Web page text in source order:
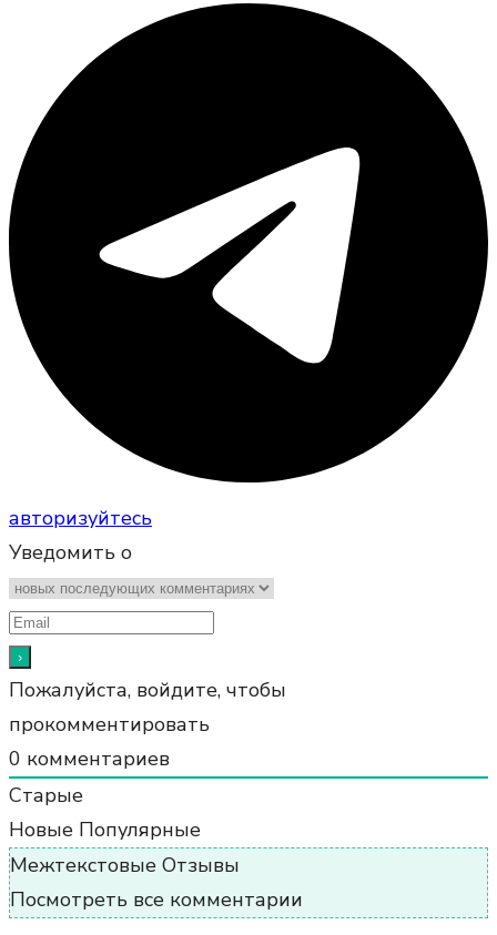
авторизуйтесь
Уведомить о
Пожалуйста, войдите, чтобы
прокомментировать
0 комментариев
Старые
Новые Популярные
Межтекстовые Отзывы
Посмотреть все комментарии